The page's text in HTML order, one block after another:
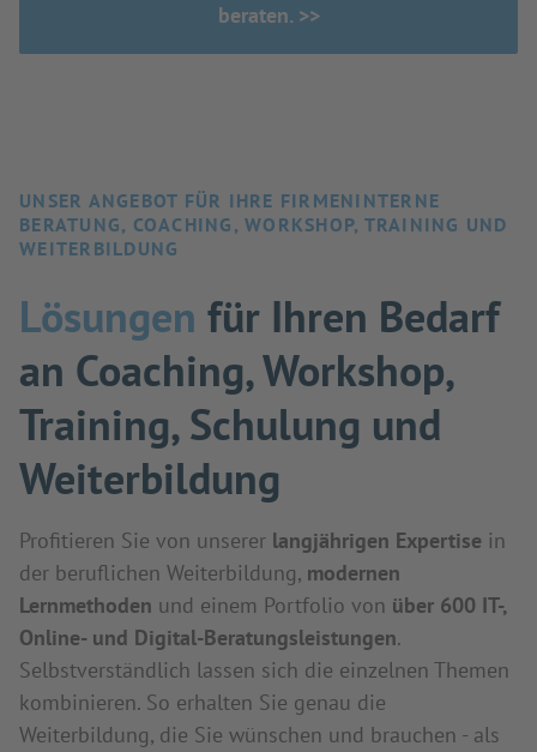
beraten. >>
UNSER ANGEBOT FÜR IHRE FIRMENINTERNE
BERATUNG, COACHING, WORKSHOP, TRAINING UND
WEITERBILDUNG
Lösungen für Ihren Bedarf
an Coaching, Workshop,
Training, Schulung und
Weiterbildung
Profitieren Sie von unserer langjährigen Expertise in
der beruflichen Weiterbildung, modernen
Lernmethoden und einem Portfolio von über 600 IT-,
Online- und Digital-Beratungsleistungen.
Selbstverständlich lassen sich die einzelnen Themen
kombinieren. So erhalten Sie genau die
Weiterbildung, die Sie wünschen und brauchen - als